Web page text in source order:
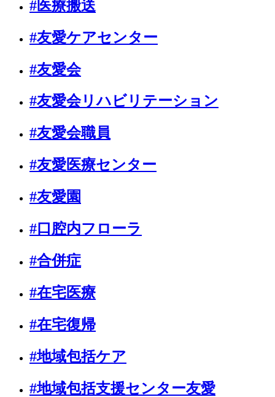
#医療搬送
#友愛ケアセンター
#友愛会
#友愛会リハビリテーション
#友愛会職員
#友愛医療センター
#友愛園
#口腔内フローラ
#合併症
#在宅医療
#在宅復帰
#地域包括ケア
#地域包括支援センター友愛